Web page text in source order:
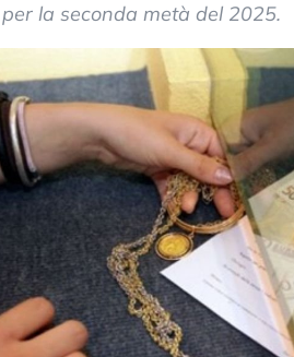
la seconda metà del 2025.